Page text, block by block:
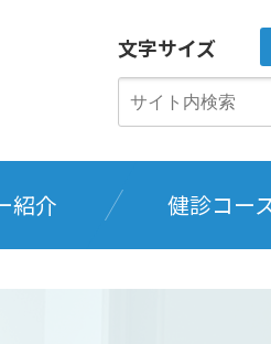
文字サイズ
紹介 健診コー